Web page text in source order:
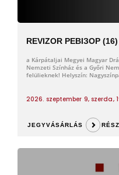
REVIZOR РЕВІЗОР (16)
a Kárpátaljai Megyei Magyar
Nemzeti Színház és a Győri
felülieknek! Helyszín:
2026. szeptember 9, szerda,
JEGYVÁSÁRLÁS